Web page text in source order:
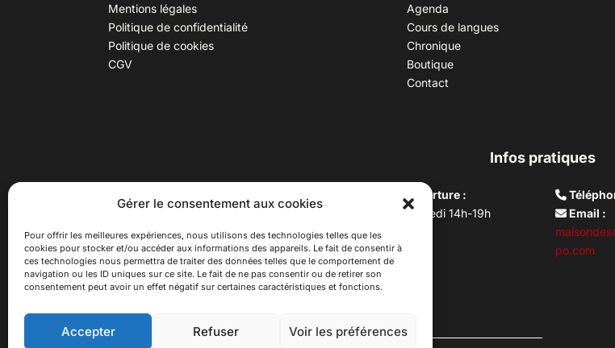
Gérer le consentement aux cookies
Pour offrir les meilleures expériences, nous utilisons des technologies telles que les
cookies pour stocker et/ou accéder aux informations des appareils. Le fait de consentir à
ces technologies nous permettra de traiter des données telles que le comportement de
navigation ou les ID uniques sur ce site. Le fait de ne pas consentir ou de retirer son
consentement peut avoir un effet négatif sur certaines caractéristiques et fonctions.
Accepter Refuser Voir les préférences
Mentions légales
Politique de confidentialité
Politique de cookies
CGV
Agenda
Cours de langues
Chronique
Boutique
Contact
Infos pratiques
(adresse postale : 62 rue St
Maximin, 69003 Lyon)
à 100 mètres du métro D Monplaisir
Lumière, T3 Dauphiné Lacassagne,
bus C16 Dr Rebatel
Horaires d’ouverture :
Du mardi au vendredi 14h-19h
Samedi 10h –17h
Fermeture lundi
Email :
po.com